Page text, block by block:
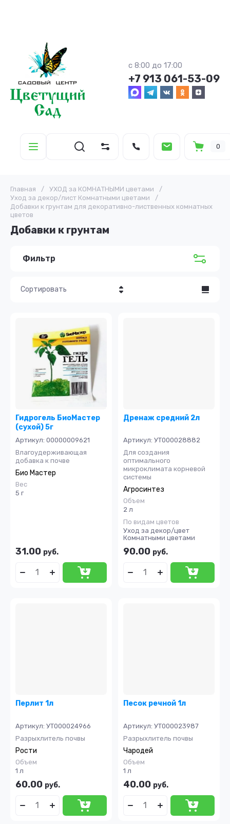
с 8:00 до 17:00
+7 913 061-53-09
0
Главная / УХОД за КОМНАТНЫМИ цветами
/
Уход за декор/лист Комнатными цветами
/
Добавки к грунтам для декоративно-лиственных комнатных
цветов
Добавки к грунтам
Фильтр
Сортировать
Цена - возрастание
Название - Я-А
Название - А-Я
Гидрогель БиоМастер
(сухой) 5г
Артикул: 00000009621
Влагоудерживающая
добавка к почве
Био Мастер
Вес
5 г
31.00 руб.
Дренаж средний 2л
Артикул: УТ000028882
Для создания
оптимального
микроклимата корневой
системы
Агросинтез
Объем
2 л
По видам цветов
Уход за декор/цвет
Комнатными цветами
90.00 руб.
Перлит 1л
Артикул: УТ000024966
Разрыхлитель почвы
Рости
Объем
1 л
60.00 руб.
Песок речной 1л
Артикул: УТ000023987
Разрыхлитель почвы
Чародей
Объем
1 л
40.00 руб.